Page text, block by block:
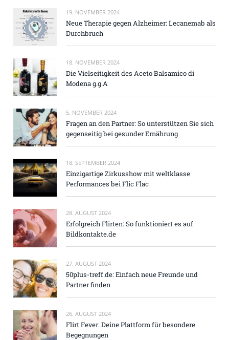
19. NOVEMBER 2024
Neue Therapie gegen Alzheimer: Lecanemab als
Durchbruch
18. NOVEMBER 2024
Die Vielseitigkeit des Aceto Balsamico di
Modena g.g.A
5. NOVEMBER 2024
Fragen an den Partner: So unterstützen Sie sich
gegenseitig bei gesunder Ernährung
18. SEPTEMBER 2024
Einzigartige Zirkusshow mit weltklasse
Performances bei Flic Flac
28. AUGUST 2024
Erfolgreich Flirten: So funktioniert es auf
Bildkontakte.de
27. AUGUST 2024
50plus-treff.de: Einfach neue Freunde und
Partner finden
26. AUGUST 2024
Flirt Fever: Deine Plattform für besondere
Begegnungen